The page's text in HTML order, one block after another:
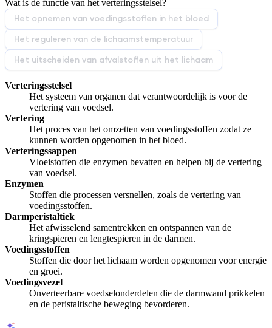
Afspelen werkte niet
Iets anders
Wat is de functie van het verteringsstelsel?
Het opnemen van voedingsstoffen in het bloed
Het reguleren van de lichaamstemperatuur
Het uitscheiden van afvalstoffen uit het lichaam
Verteringsstelsel
Het systeem van organen dat verantwoordelijk is voor de
vertering van voedsel.
Vertering
Het proces van het omzetten van voedingsstoffen zodat ze
kunnen worden opgenomen in het bloed.
Verteringssappen
Vloeistoffen die enzymen bevatten en helpen bij de vertering
van voedsel.
Enzymen
Stoffen die processen versnellen, zoals de vertering van
voedingsstoffen.
Darmperistaltiek
Het afwisselend samentrekken en ontspannen van de
kringspieren en lengtespieren in de darmen.
Voedingsstoffen
Stoffen die door het lichaam worden opgenomen voor energie
en groei.
Voedingsvezel
Onverteerbare voedselonderdelen die de darmwand prikkelen
en de peristaltische beweging bevorderen.